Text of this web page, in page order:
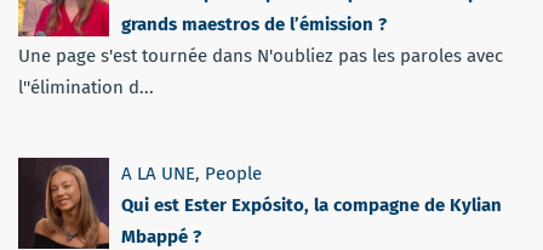
grands maestros de l’émission ?
Une page s'est tournée dans N'oubliez pas les paroles avec
l''élimination d...
A LA UNE, People
Qui est Ester Expósito, la compagne de Kylian
Mbappé ?